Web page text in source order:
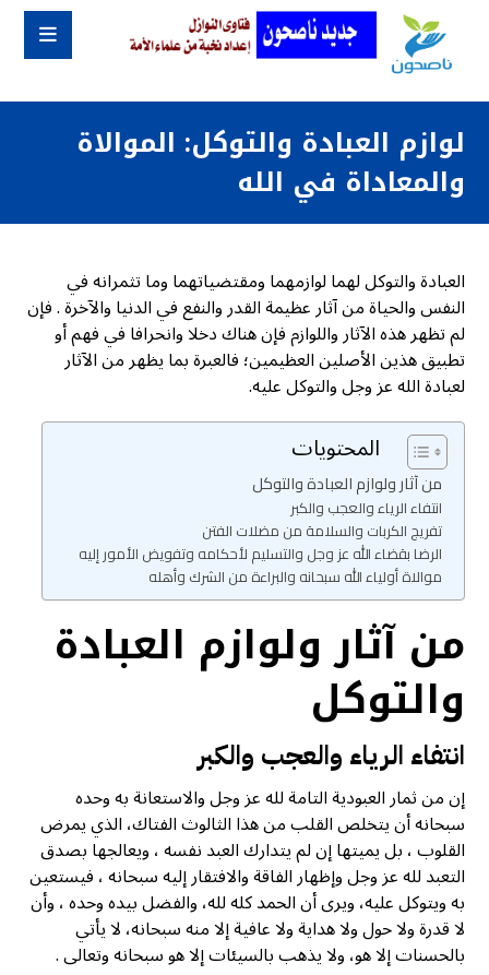
لوازم العبادة والتوكل: الموالاة
والمعاداة في الله
العبادة والتوكل لهما لوازمهما ومقتضياتهما وما تثمرانه في
النفس والحياة من آثار عظيمة القدر والنفع في الدنيا والآخرة . فإن
لم تظهر هذه الآثار واللوازم فإن هناك دخلا وانحرافا في فهم أو
تطبيق هذين الأصلين العظيمين؛ فالعبرة بما يظهر من الآثار
لعبادة الله عز وجل والتوكل عليه.
المحتويات
من آثار ولوازم العبادة والتوكل
انتفاء الرياء والعجب والكبر
تفريج الكربات والسلامة من مضلات الفتن
الرضا بقضاء الله عز وجل والتسليم لأحكامه وتفويض الأمور إليه
موالاة أولياء الله سبحانه والبراءة من الشرك وأهله
من آثار ولوازم العبادة
والتوكل
انتفاء الرياء والعجب والكبر
إن من ثمار العبودية التامة لله عز وجل والاستعانة به وحده
سبحانه أن يتخلص القلب من هذا الثالوث الفتاك، الذي يمرض
القلوب ، بل يميتها إن لم يتدارك العبد نفسه ، ويعالجها بصدق
التعبد لله عز وجل وإظهار الفاقة والافتقار إليه سبحانه ، فيستعين
به ويتوكل عليه، ويرى أن الحمد كله لله، والفضل بيده وحده ، وأن
لا قدرة ولا حول ولا هداية ولا عافية إلا منه سبحانه، لا يأتي
بالحسنات إلا هو، ولا يذهب بالسيئات إلا هو سبحانه وتعالی .